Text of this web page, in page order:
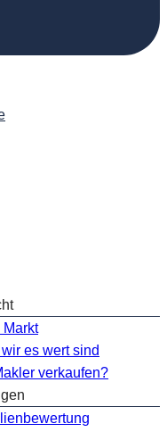
Markt
es wert sind
verkaufen?